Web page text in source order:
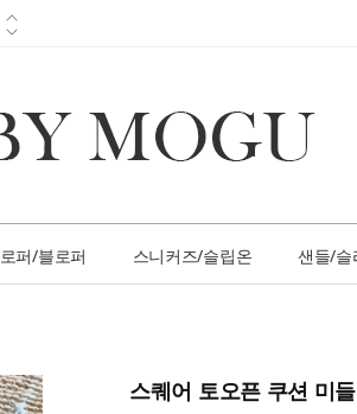
로퍼/블로퍼 스니커즈/슬립온 샌들/슬
스퀘어 토오픈 쿠션 미